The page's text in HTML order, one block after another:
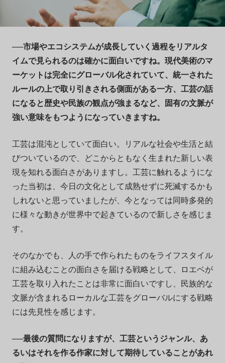
──市場やエコシステムが成長していく過程をリアルタ
イムで見られるのは確かに面白いですね。現代美術のマ
ーケットは完全にグローバル化されていて、統一された
ルールの上で取り引きされる側面がある一方、工芸の話
になると歴史や民族の観点が強まるなど、固有の文脈が
強い意味をもつようになっていきますね。
工芸は混沌としていて面白い。リアルな社会や生活と結
びついているので、どこからともなく生まれた新しい表
現を知れる面白さがありますし。工芸に触れるようにな
った当初は、今日の文化として成熟せずに死滅するかも
しれないと思っていましたが、今となっては同時多発的
に様々な動きが世界中で起きているので新しさを感じま
す。
そのなかでも、人の手で作られたものをライフスタイル
に組み込むことの面白さを届ける戦略として、ロエベが
工芸を取り入れたことは非常に面白いですし、民族的な
文脈が含まれるローカルな工芸をグローバルにする戦略
には先見性を感じます。
──最後の質問になりますが、工芸というジャンル、あ
るいはそれを作る作家に対して期待していることがあれ